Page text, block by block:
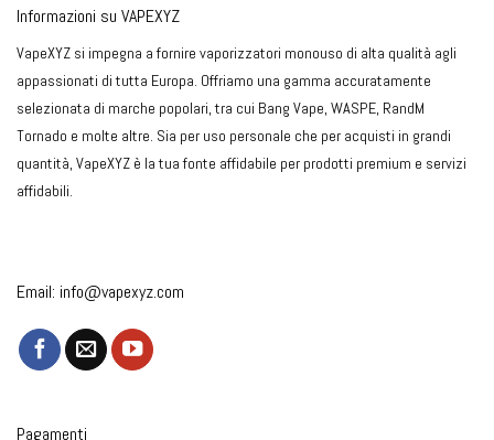
Informazioni su VAPEXYZ
VapeXYZ si impegna a fornire vaporizzatori monouso di alta qualità agli
appassionati di tutta Europa. Offriamo una gamma accuratamente
selezionata di marche popolari, tra cui Bang Vape, WASPE, RandM
Tornado e molte altre. Sia per uso personale che per acquisti in grandi
quantità, VapeXYZ è la tua fonte affidabile per prodotti premium e servizi
affidabili.
Email: info@vapexyz.com
Pagamenti